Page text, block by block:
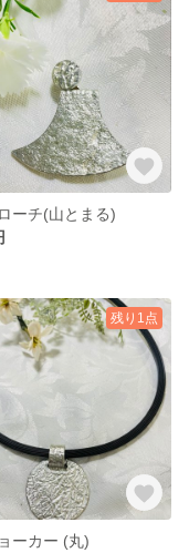
ーチ(山とまる)
残り1点
ーカー (丸)